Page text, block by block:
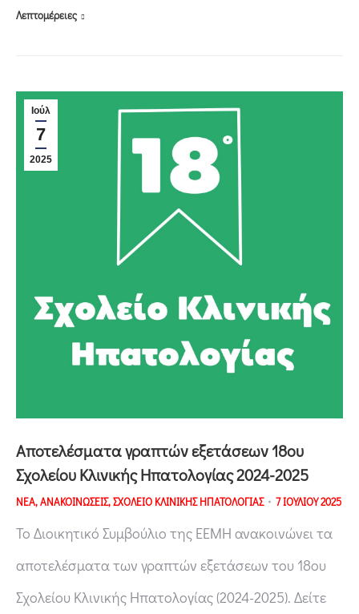
Λεπτομέρειες
Ιούλ
7
2025
Αποτελέσματα γραπτών εξετάσεων 18ου
Σχολείου Κλινικής Ηπατολογίας 2024-2025
ΝΕΑ,ΑΝΑΚΟΙΝΩΣΕΙΣ,ΣΧΟΛΕΙΟ ΚΛΙΝΙΚΗΣ ΗΠΑΤΟΛΟΓΙΑΣ 7 ΙΟΥΛΙΟΥ 2025
Το Διοικητικό Συμβούλιο της ΕΕΜΗ ανακοινώνει τα
αποτελέσματα των γραπτών εξετάσεων του 18ου
Σχολείου Κλινικής Ηπατολογίας (2024-2025). Δείτε